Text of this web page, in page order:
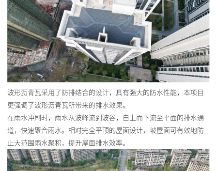
波形沥青瓦采用了防排结合的设计，具有强大的防水性能，本项目
更强调了波形沥青瓦所带来的排水效果。
在雨水冲刷时，雨水从波峰流到波谷，自上而下流至平面的排水通
道，快速聚合雨水。相对完全平顶的屋面设计，坡屋面可有效地防
止大范围雨水聚积，提升屋面排水效率。